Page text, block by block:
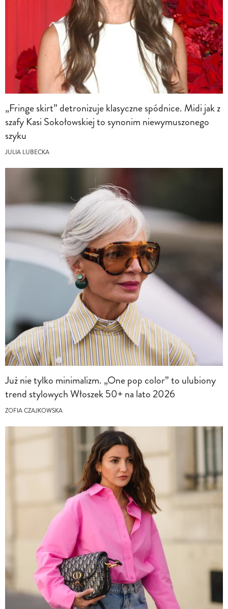
„Fringe skirt” detronizuje klasyczne spódnice. Midi jak z
szafy Kasi Sokołowskiej to synonim niewymuszonego
szyku
JULIA LUBECKA
Już nie tylko minimalizm. „One pop color” to ulubiony
trend stylowych Włoszek 50+ na lato 2026
ZOFIA CZAJKOWSKA